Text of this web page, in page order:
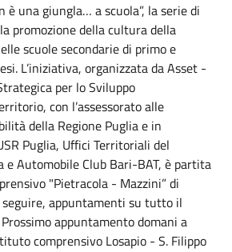
è una giungla… a scuola”, la serie di
promozione della cultura della
scuole secondarie di primo e
L’iniziativa, organizzata da Asset -
per lo Sviluppo
con l’assessorato alle
della Regione Puglia e in
Puglia, Uffici Territoriali del
e Automobile Club Bari-BAT, è partita
"Pietracola - Mazzini” di
appuntamenti su tutto il
appuntamento domani a
comprensivo Losapio - S. Filippo